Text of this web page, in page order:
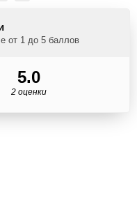
от 1 до 5 баллов
5.0
2 оценки